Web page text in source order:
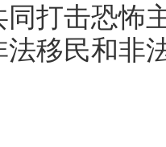
同打击恐怖
移民和非